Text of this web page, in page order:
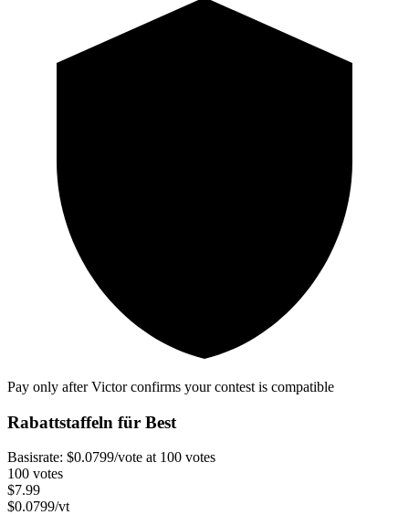
Pay only after Victor confirms your contest is compatible
Rabattstaffeln für Best
Basisrate: $0.0799/vote at 100 votes
100 votes
$7.99
$0.0799/vt